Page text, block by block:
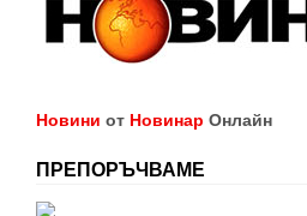
Новини от Новинар Онлайн
ПРЕПОРЪЧВАМЕ